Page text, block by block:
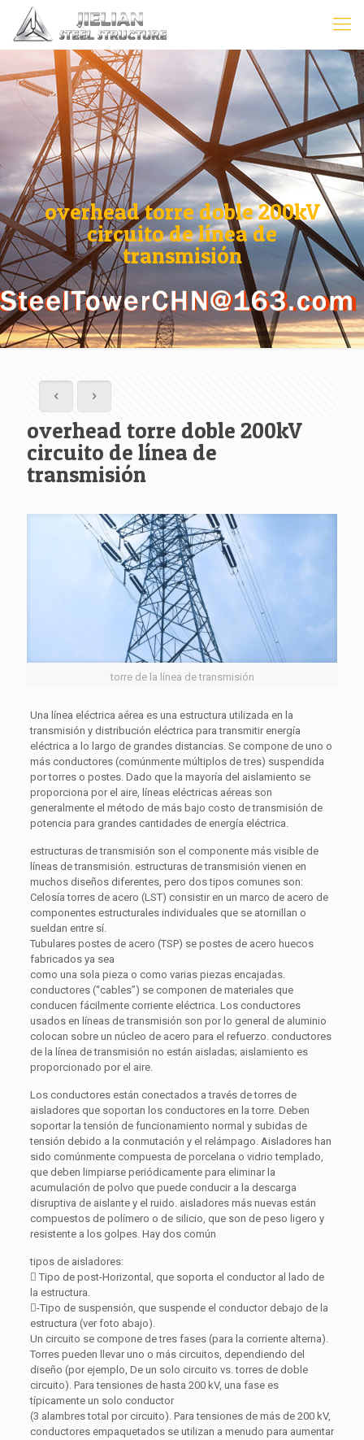
overhead torre doble 200kV
circuito de línea de
transmisión
overhead torre doble 200kV
circuito de línea de
transmisión
torre de la línea de transmisión
Una línea eléctrica aérea es una estructura utilizada en la
transmisión y distribución eléctrica para transmitir energía
eléctrica a lo largo de grandes distancias. Se compone de uno o
más conductores (comúnmente múltiplos de tres) suspendida
por torres o postes. Dado que la mayoría del aislamiento se
proporciona por el aire, líneas eléctricas aéreas son
generalmente el método de más bajo costo de transmisión de
potencia para grandes cantidades de energía eléctrica.
estructuras de transmisión son el componente más visible de
líneas de transmisión. estructuras de transmisión vienen en
muchos diseños diferentes, pero dos tipos comunes son:
Celosía torres de acero (LST) consistir en un marco de acero de
componentes estructurales individuales que se atornillan o
sueldan entre sí.
Tubulares postes de acero (TSP) se postes de acero huecos
fabricados ya sea
como una sola pieza o como varias piezas encajadas.
conductores (“cables”) se componen de materiales que
conducen fácilmente corriente eléctrica. Los conductores
usados ​​en líneas de transmisión son por lo general de aluminio
colocan sobre un núcleo de acero para el refuerzo. conductores
de la línea de transmisión no están aisladas; aislamiento es
proporcionado por el aire.
Los conductores están conectados a través de torres de
aisladores que soportan los conductores en la torre. Deben
soportar la tensión de funcionamiento normal y subidas de
tensión debido a la conmutación y el relámpago. Aisladores han
sido comúnmente compuesta de porcelana o vidrio templado,
que deben limpiarse periódicamente para eliminar la
acumulación de polvo que puede conducir a la descarga
disruptiva de aislante y el ruido. aisladores más nuevas están
compuestos de polímero o de silicio, que son de peso ligero y
resistente a los golpes. Hay dos común
tipos de aisladores:
 Tipo de post-Horizontal, que soporta el conductor al lado de
la estructura.
-Tipo de suspensión, que suspende el conductor debajo de la
estructura (ver foto abajo).
Un circuito se compone de tres fases (para la corriente alterna).
Torres pueden llevar uno o más circuitos, dependiendo del
diseño (por ejemplo, De un solo circuito vs. torres de doble
circuito). Para tensiones de hasta 200 kV, una fase es
típicamente un solo conductor
(3 alambres total por circuito). Para tensiones de más de 200 kV,
conductores empaquetados se utilizan a menudo para aumentar